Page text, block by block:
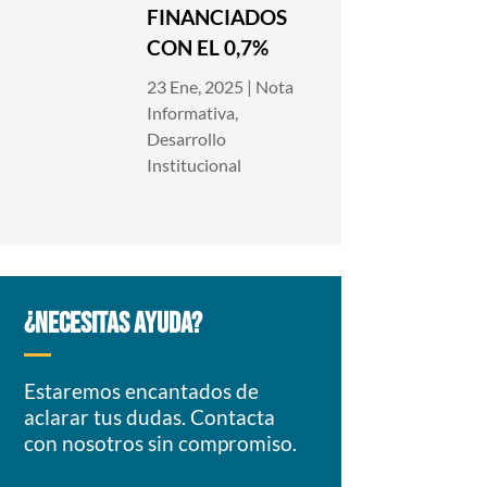
FINANCIADOS
CON EL 0,7%
23 Ene, 2025 | Nota
Informativa
Desarrollo
Institucional
¿NECESITAS AYUDA?
Estaremos encantados de
aclarar tus dudas. Contacta
con nosotros sin compromiso.